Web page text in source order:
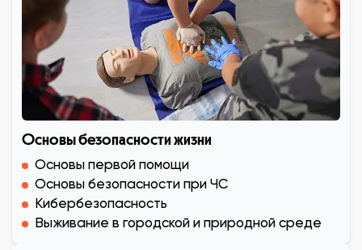
Основы безопасности жизни
Основы первой помощи
Основы безопасности при ЧС
Кибербезопасность
Выживание в городской и природной среде